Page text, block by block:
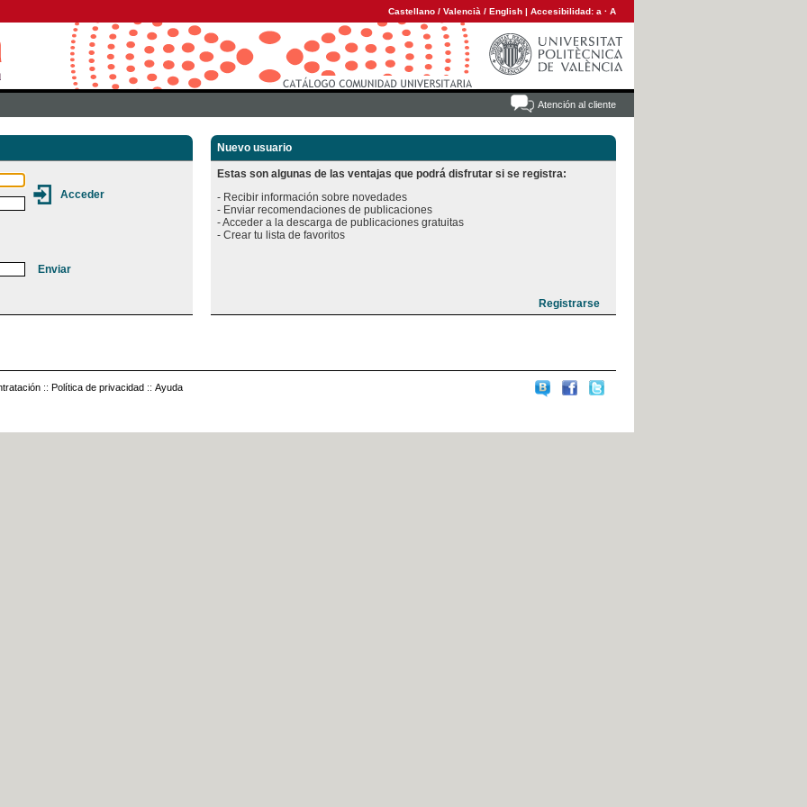
Castellano / Valencià / English | Accesibilidad: a · A
Atención al cliente
Nuevo usuario
Estas son algunas de las ventajas que podrá disfrutar si se registra:
- Recibir información sobre novedades
- Enviar recomendaciones de publicaciones
- Acceder a la descarga de publicaciones gratuitas
:: Política de privacidad :: Ayuda